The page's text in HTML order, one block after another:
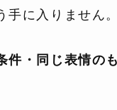
手に入りません。
件・同じ表情の